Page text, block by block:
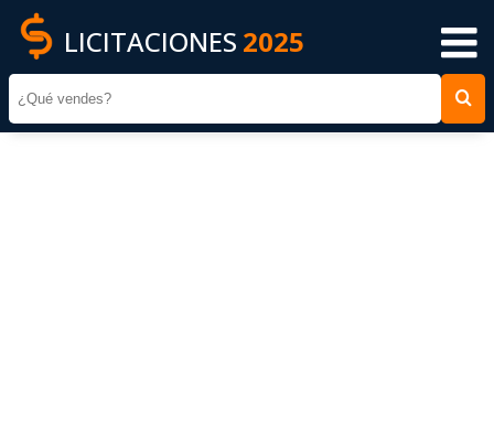
LICITACIONES 2025